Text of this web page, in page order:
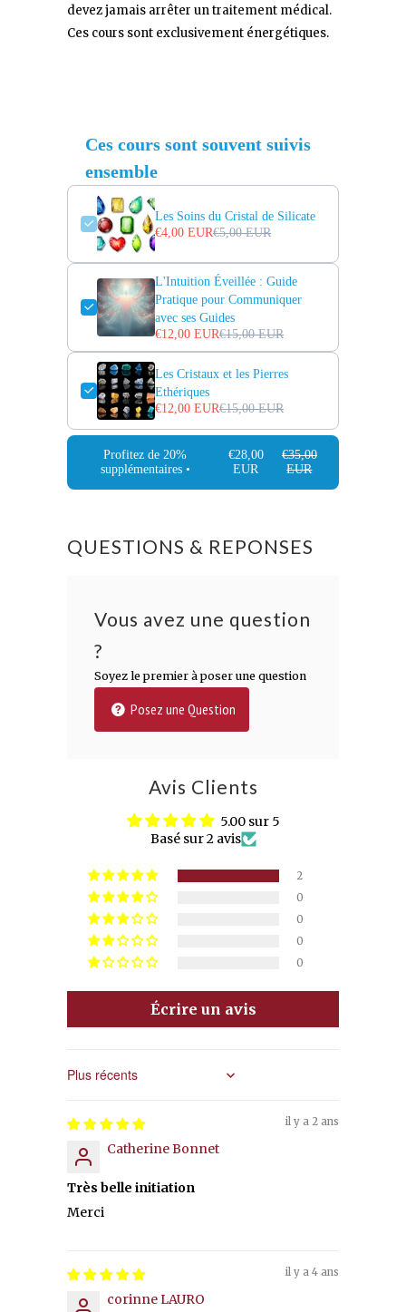
devez jamais arrêter un traitement médical.
Ces cours sont exclusivement énergétiques.
Ces cours sont souvent suivis
ensemble
Les Soins du Cristal de Silicate
€4,00 EUR€5,00 EUR
L'Intuition Éveillée : Guide
Pratique pour Communiquer
avec ses Guides
€12,00 EUR€15,00 EUR
Les Cristaux et les Pierres
Ethériques
€12,00 EUR€15,00 EUR
Profitez de 20%
supplémentaires •
€28,00
EUR
€35,00
EUR
QUESTIONS & REPONSES
Vous avez une question
?
Soyez le premier à poser une question
Posez une Question
Avis Clients
5.00 sur 5
Basé sur 2 avis
2
0
0
0
0
Écrire un avis
Sort by
il y a 2 ans
Catherine Bonnet
Très belle initiation
Merci
il y a 4 ans
corinne LAURO